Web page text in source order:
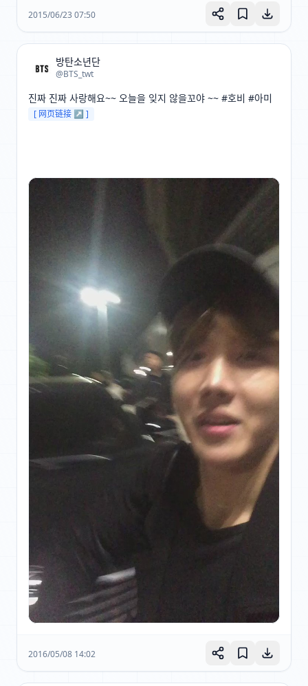
2015/06/23 07:50
방탄소년단
@BTS_twt
진짜 진짜 사랑해요~~ 오늘을 잊지 않을꼬야 ~~ #호비 #아미
[ 网页链接 ↗ ]
2016/05/08 14:02